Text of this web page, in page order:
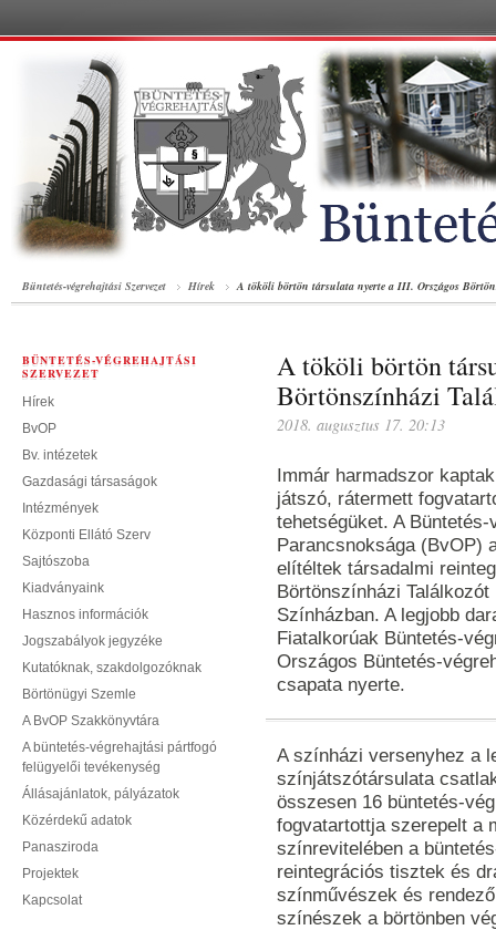
Büntetés-végrehajtási Szervezet Hírek A tököli börtön társulata nyerte a III. Országos
BÜNTETÉS-VÉGREHAJTÁSI
SZERVEZET
Hírek
BvOP
Bv. intézetek
Gazdasági társaságok
Intézmények
Központi Ellátó Szerv
Sajtószoba
Kiadványaink
Hasznos információk
Jogszabályok jegyzéke
Kutatóknak, szakdolgozóknak
Börtönügyi Szemle
A BvOP Szakkönyvtára
A büntetés-végrehajtási pártfogó
felügyelői tevékenység
Állásajánlatok, pályázatok
Közérdekű adatok
Panasziroda
Projektek
Kapcsolat
A tököli börtön
Börtönszínházi
2018. augusztus 17. 20:13
Immár harmadszor
játszó, rátermett
tehetségüket. A
Parancsnoksága (BvOP)
elítéltek társadalmi
Börtönszínházi
Színházban. A legjobb
Fiatalkorúak Büntetés-
Országos Büntetés-
csapata nyerte.
A színházi versenyhez a
színjátszótársulata
összesen 16 büntetés-
fogvatartottja szerepelt a
színrevitelében a
reintegrációs tisztek és
színművészek és
színészek a börtönben